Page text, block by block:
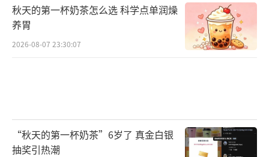
秋天的第一杯奶茶怎么选 科学点单润燥
养胃
2026-08-07 23:30:07
“秋天的第一杯奶茶”6岁了 真金白银
抽奖引热潮